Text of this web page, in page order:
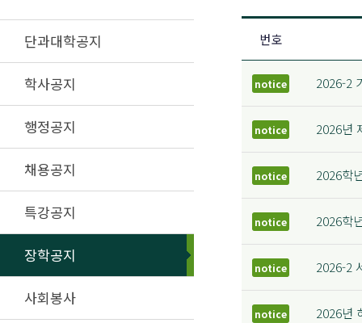
단과대학공지
학사공지
행정공지
채용공지
특강공지
장학공지
사회봉사
번호
notice 2026-2
notice 2026년
notice 2026학
notice 2026학
notice 2026-2
notice 2026년